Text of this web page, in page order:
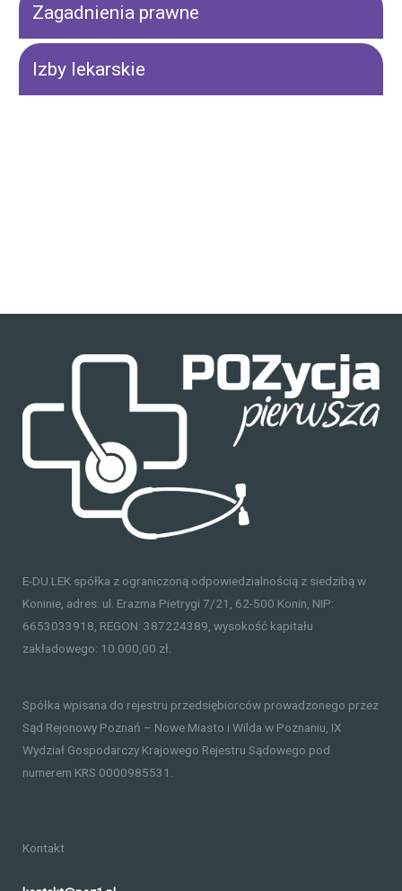
Zagadnienia prawne
Izby lekarskie
E-DU.LEK spółka z ograniczoną odpowiedzialnością z siedzibą w
Koninie, adres: ul. Erazma Pietrygi 7/21, 62-500 Konin, NIP:
6653033918, REGON: 387224389, wysokość kapitału
zakładowego: 10.000,00 zł.
Spółka wpisana do rejestru przedsiębiorców prowadzonego przez
Sąd Rejonowy Poznań – Nowe Miasto i Wilda w Poznaniu, IX
Wydział Gospodarczy Krajowego Rejestru Sądowego pod
numerem KRS 0000985531.
Kontakt